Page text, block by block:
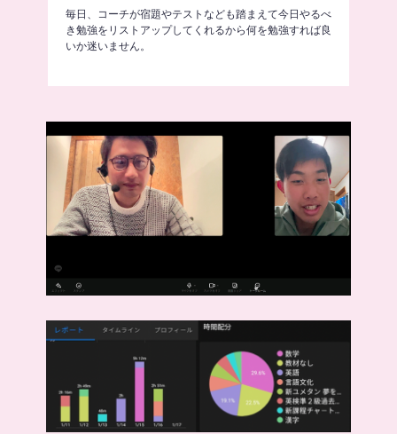
毎日、コーチが宿題やテストなども踏まえて今日やるべ
き勉強をリストアップしてくれるから何を勉強すれば良
いか迷いません。